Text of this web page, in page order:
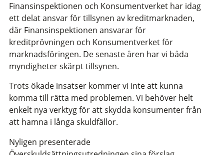
Finansinspektionen och Konsumentverket har idag
ett delat ansvar för tillsynen av kreditmarknaden,
där Finansinspektionen ansvarar för
kreditprövningen och Konsumentverket för
marknadsföringen. De senaste åren har vi båda
myndigheter skärpt tillsynen.
Trots ökade insatser kommer vi inte att kunna
komma till rätta med problemen. Vi behöver helt
enkelt nya verktyg för att skydda konsumenter från
att hamna i långa skuldfällor.
Nyligen presenterade